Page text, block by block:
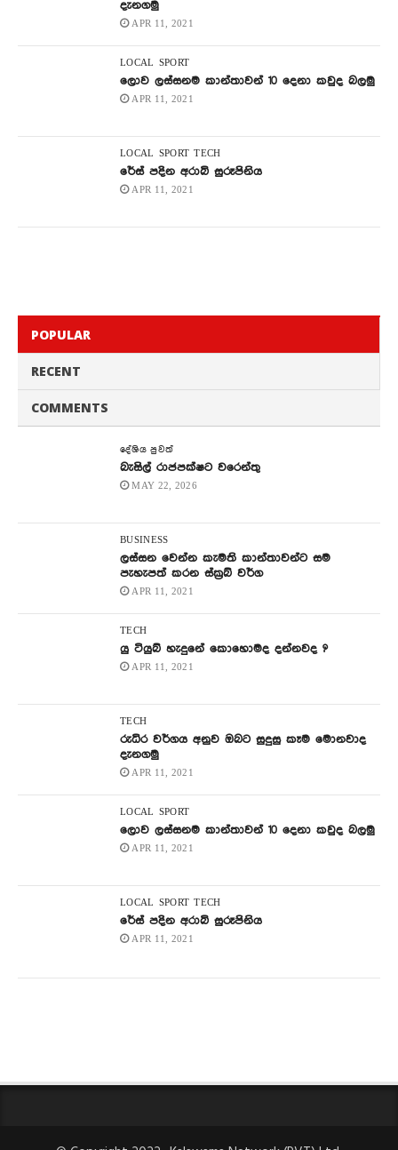
දැනගමු
APR 11, 2021
LOCAL SPORT
ලොව ලස්සනම කාන්තාවන් 10 දෙනා කවුද බලමු
APR 11, 2021
LOCAL SPORT TECH
රේස් පදින අරාබි සුරූපිනිය
APR 11, 2021
POPULAR
RECENT
COMMENTS
දේශිය පුවත්
බැසිල් රාජපක්ෂට වරෙන්තු
MAY 22, 2026
BUSINESS
ලස්සන වෙන්න කැමති කාන්තාවන්ට සම
පැහැපත් කරන ස්ක්‍රබ් වර්ග
APR 11, 2021
TECH
යු ටියුබ් හැදුනේ කොහොමද දන්නවද ?
APR 11, 2021
TECH
රුධිර වර්ගය අනුව ඔබට සුදුසු කෑම මොනවාද
දැනගමු
APR 11, 2021
LOCAL SPORT
ලොව ලස්සනම කාන්තාවන් 10 දෙනා කවුද බලමු
APR 11, 2021
LOCAL SPORT TECH
රේස් පදින අරාබි සුරූපිනිය
APR 11, 2021